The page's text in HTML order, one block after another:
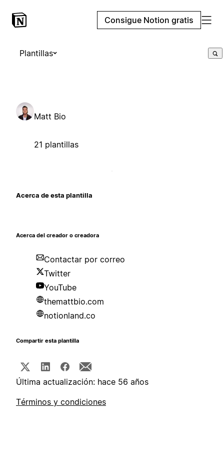
Consigue Notion gratis
Plantillas
Matt Bio
21 plantillas
Acerca de esta plantilla
Acerca del creador o creadora
Contactar por correo
Twitter
YouTube
themattbio.com
notionland.co
Compartir esta plantilla
Última actualización: hace 56 años
Términos y condiciones